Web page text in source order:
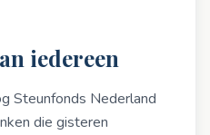
iedereen
Steunfonds Nederland
die gisteren